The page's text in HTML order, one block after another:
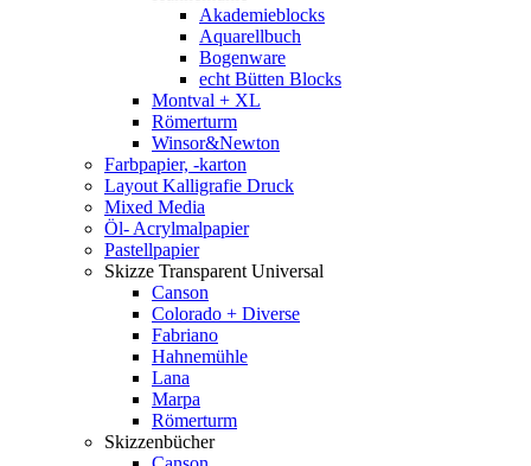
Akademieblocks
Aquarellbuch
Bogenware
echt Bütten Blocks
Montval + XL
Römerturm
Winsor&Newton
Farbpapier, -karton
Layout Kalligrafie Druck
Mixed Media
Öl- Acrylmalpapier
Pastellpapier
Skizze Transparent Universal
Canson
Colorado + Diverse
Fabriano
Hahnemühle
Lana
Marpa
Römerturm
Skizzenbücher